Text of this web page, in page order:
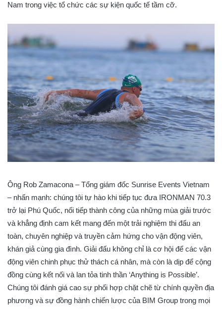
Nam trong việc tổ chức các sự kiện quốc tế tầm cỡ.
Ông Rob Zamacona – Tổng giám đốc Sunrise Events Vietnam
– nhấn mạnh: chúng tôi tự hào khi tiếp tục đưa IRONMAN 70.3
trở lại Phú Quốc, nối tiếp thành công của những mùa giải trước
và khẳng định cam kết mang đến một trải nghiệm thi đấu an
toàn, chuyên nghiệp và truyền cảm hứng cho vận động viên,
khán giả cùng gia đình. Giải đấu không chỉ là cơ hội để các vận
động viên chinh phục thử thách cá nhân, mà còn là dịp để cộng
đồng cùng kết nối và lan tỏa tinh thần ‘Anything is Possible’.
Chúng tôi đánh giá cao sự phối hợp chặt chẽ từ chính quyền địa
phương và sự đồng hành chiến lược của BIM Group trong mọi